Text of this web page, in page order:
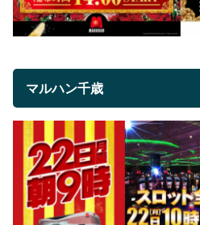
マルハン千歳